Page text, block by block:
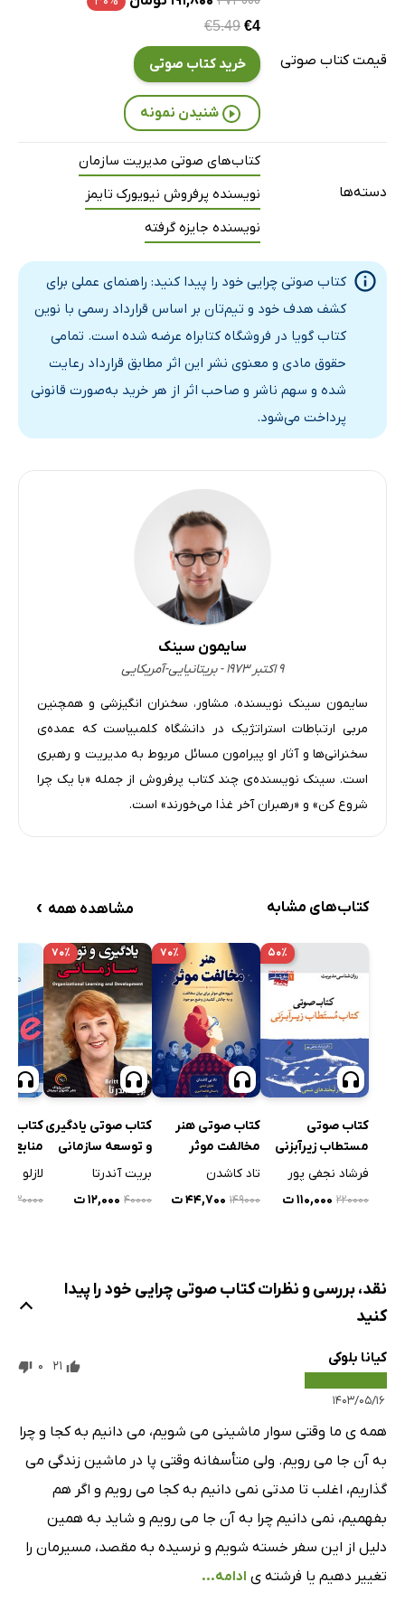
پیوست سه: نکاتی برای تسهیلگر در فرایند کشف چرایی قبیله
قیمت کتاب صوتی
€5.49 €4
خرید کتاب صوتی
شنیدن نمونه
دسته‌ها
کتاب‌های صوتی مدیریت سازمان
نویسنده پرفروش نیویورک تایمز
نویسنده جایزه گرفته
کتاب صوتی چرایی خود را پیدا کنید: راهنمای عملی برای
کشف هدف خود و تیم‌تان بر اساس قرارداد رسمی با نوین
کتاب گویا در فروشگاه کتابراه عرضه شده است. تمامی
حقوق مادی و معنوی نشر این اثر مطابق قرارداد رعایت
شده و سهم ناشر و صاحب اثر از هر خرید به‌صورت قانونی
پرداخت می‌شود.
سایمون سینک
۹ اکتبر ۱۹۷۳ - بریتانیایی-آمریکایی
سایمون سینک نویسنده، مشاور، سخنران انگیزشی و همچنین
مربی ارتباطات استراتژیک در دانشگاه کلمبیاست که عمده‌ی
سخنرانی‌ها و آثار او پیرامون مسائل مربوط به مدیریت و رهبری
است. سینک نویسنده‌ی چند کتاب پرفروش از جمله «با یک چرا
شروع کن» و «رهبران آخر غذا می‌خورند» است.
کتاب‌های مشابه مشاهده همه ›
۵۰٪
کتاب صوتی
مستطاب زیرآبزنی
فرشاد نجفی پور
۲۲۰۰۰۰ ۱۱۰,۰۰۰ ت
۷۰٪
کتاب صوتی هنر
مخالفت موثر
تاد کاشدن
۱۴۹۰۰۰ ۴۴,۷۰۰ ت
۷۰٪
کتاب صوتی یادگیری
و توسعه سازمانی
بریت آندرتا
۴۰۰۰۰ ۱۲,۰۰۰ ت
کتاب
منابع
لازلو باک
۲۳۰۰۰۰
نقد، بررسی و نظرات کتاب صوتی چرایی خود را پیدا
کنید
کیانا بلوکی
۱۴۰۳/۰۵/۱۶
21
0
همه ی ما وقتی سوار ماشینی می شویم، می دانیم به کجا و چرا
به آن جا می رویم. ولی متأسفانه وقتی پا در ماشین زندگی می
گذاریم، اغلب تا مدتی نمی دانیم به کجا می رویم و اگر هم
بفهمیم، نمی دانیم چرا به آن جا می رویم و شاید به همین
دلیل از این سفر خسته شویم و نرسیده به مقصد، مسیرمان را
تغییر دهیم یا فرشته ی ادامه...